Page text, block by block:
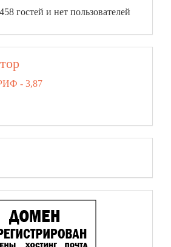
гостей и нет пользователей
- 3,87